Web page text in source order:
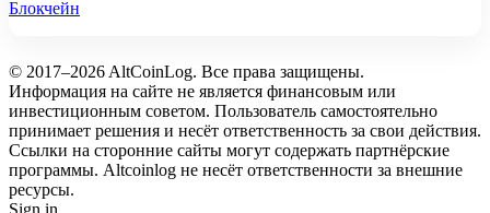
Блокчейн
© 2017–2026 AltCoinLog. Все права защищены.
Информация на сайте не является финансовым или
инвестиционным советом. Пользователь самостоятельно
принимает решения и несёт ответственность за свои действия.
Ссылки на сторонние сайты могут содержать партнёрские
программы. Altcoinlog не несёт ответственности за внешние
ресурсы.
Sign in